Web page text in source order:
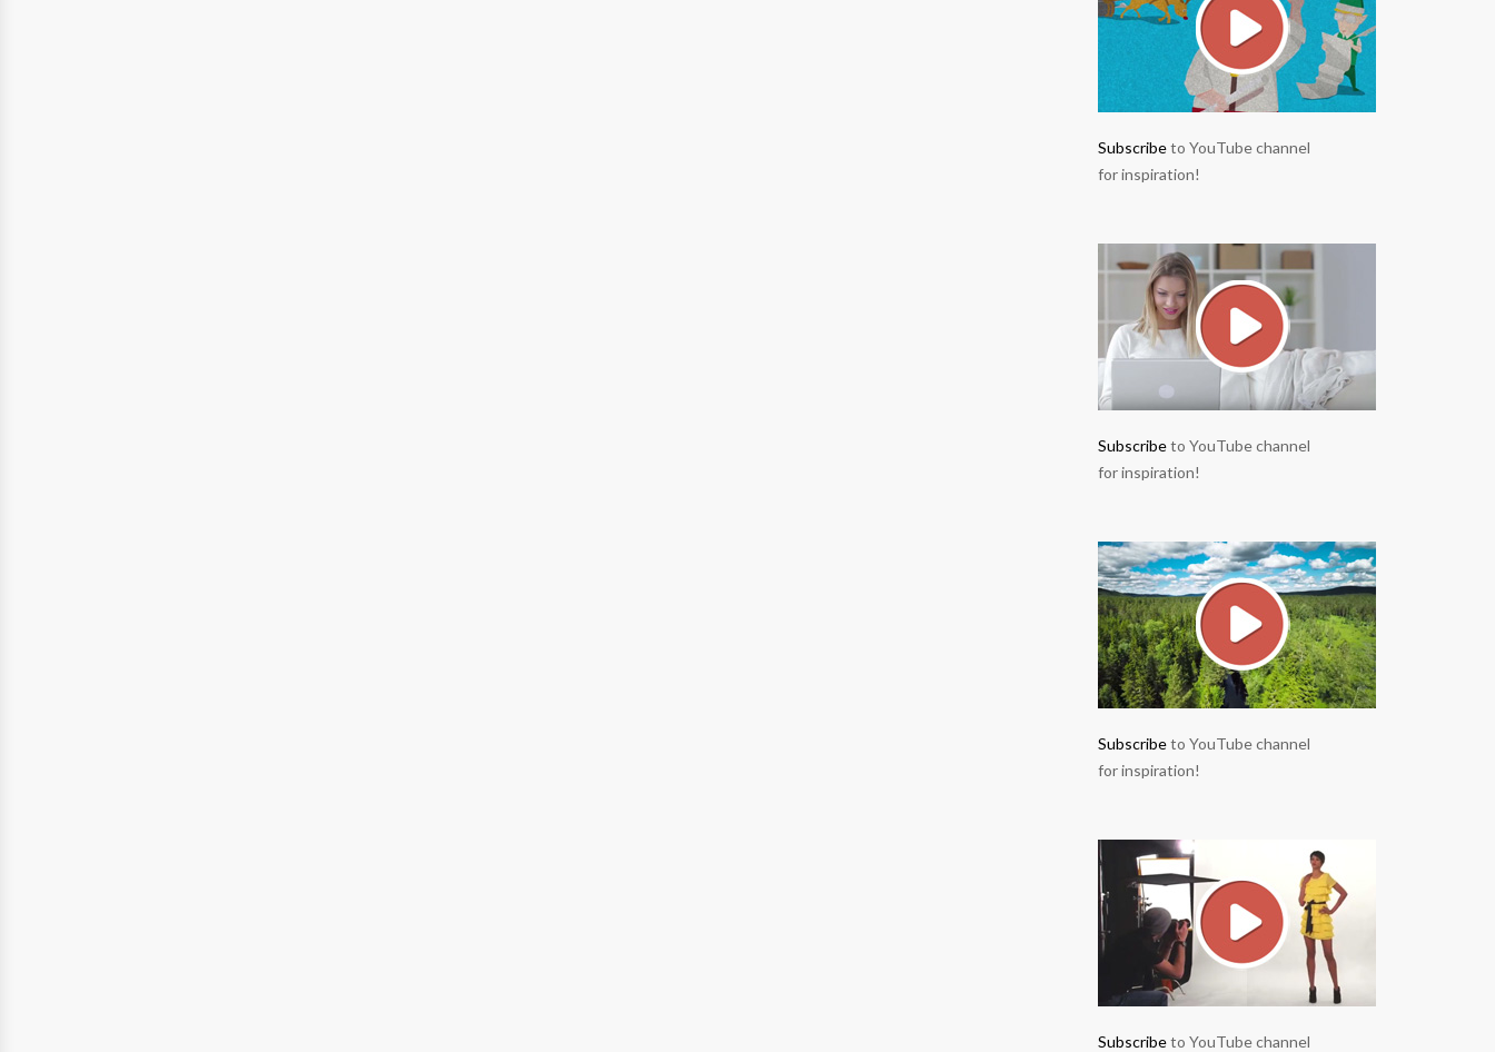
Subscribeto YouTube channel
for inspiration!
Subscribeto YouTube channel
for inspiration!
Subscribeto YouTube channel
for inspiration!
Subscribeto YouTube channel